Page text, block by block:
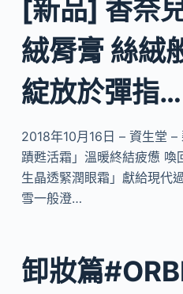
[新品] 香奈
絨脣膏 絲絨
綻放於彈指…
2018年10月16日 – 資生堂
蹟甦活霜」溫暖終結疲憊
生晶透緊潤眼霜」獻給現代
雪一般澄…
卸妝篇